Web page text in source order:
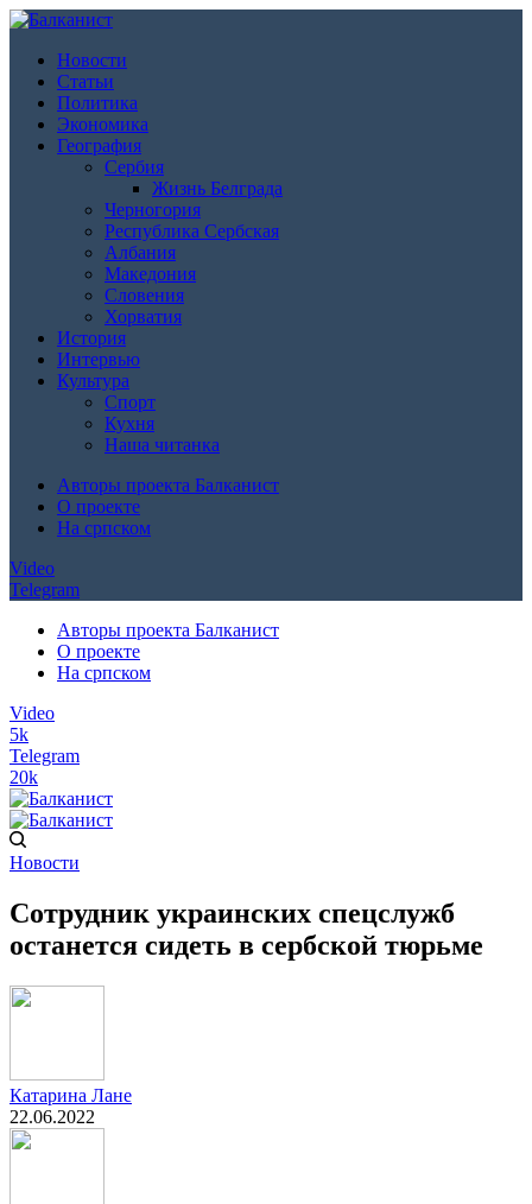
Новости
Статьи
Политика
Экономика
География
Сербия
Жизнь Белграда
Черногория
Республика Сербская
Албания
Македония
Словения
Хорватия
История
Интервью
Культура
Спорт
Кухня
Наша читанка
Авторы проекта Балканист
О проекте
На српском
Video
Telegram
Авторы проекта Балканист
О проекте
На српском
Video
5k
Telegram
20k
Новости
Сотрудник украинских спецслужб
останется сидеть в сербской тюрьме
Катарина Лане
22.06.2022